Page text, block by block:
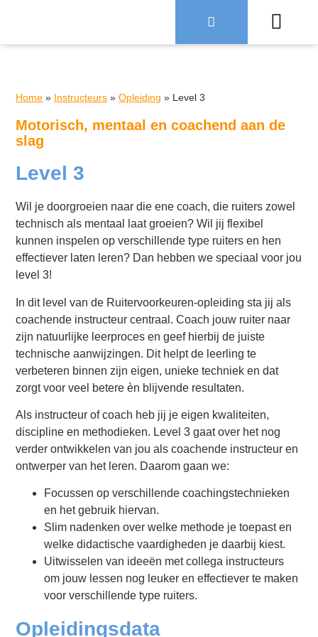
Home » Instructeurs »Opleiding » Level 3
Motorisch, mentaal en coachend aan de
slag
Level 3
Wil je doorgroeien naar die ene coach, die ruiters zowel
technisch als mentaal laat groeien? Wil jij flexibel
kunnen inspelen op verschillende type ruiters en hen
effectiever laten leren? Dan hebben we speciaal voor jou
level 3!
In dit level van de Ruitervoorkeuren-opleiding sta jij als
coachende instructeur centraal. Coach jouw ruiter naar
zijn natuurlijke leerproces en geef hierbij de juiste
technische aanwijzingen. Dit helpt de leerling te
verbeteren binnen zijn eigen, unieke techniek en dat
zorgt voor veel betere èn blijvende resultaten.
Als instructeur of coach heb jij je eigen kwaliteiten,
discipline en methodieken. Level 3 gaat over het nog
verder ontwikkelen van jou als coachende instructeur en
ontwerper van het leren. Daarom gaan we:
Focussen op verschillende coachingstechnieken
en het gebruik hiervan.
Slim nadenken over welke methode je toepast en
welke didactische vaardigheden je daarbij kiest.
Uitwisselen van ideeën met collega instructeurs
om jouw lessen nog leuker en effectiever te maken
voor verschillende type ruiters.
Opleidingsdata